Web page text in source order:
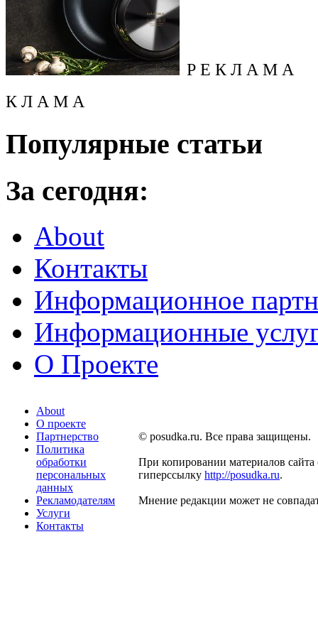
Р Е К Л А М А
К Л А М А
Популярные статьи
За сегодня:
About
Контакты
Информационное
Информационные
О Проекте
About
О проекте
Партнерство
Политика
обработки
персональных
данных
Рекламодателям
Услуги
Контакты
© posudka.ru. Все права защищены.
При копировании материалов сайта
гиперссылку http://posudka.ru.
Мнение редакции может не